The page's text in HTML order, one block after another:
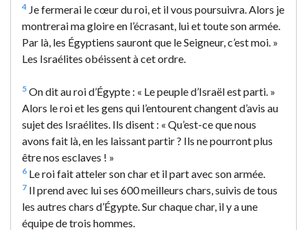
4 Je fermerai le cœur du roi, et il vous poursuivra. Alors je
montrerai ma gloire en l’écrasant, lui et toute son armée.
Par là, les Égyptiens sauront que le Seigneur, c’est moi. »
Les Israélites obéissent à cet ordre.
5 On dit au roi d’Égypte : « Le peuple d’Israël est parti. »
Alors le roi et les gens qui l’entourent changent d’avis au
sujet des Israélites. Ils disent : « Qu’est-ce que nous
avons fait là, en les laissant partir ? Ils ne pourront plus
être nos esclaves ! »
6 Le roi fait atteler son char et il part avec son armée.
7 Il prend avec lui ses 600 meilleurs chars, suivis de tous
les autres chars d’Égypte. Sur chaque char, il y a une
équipe de trois hommes.